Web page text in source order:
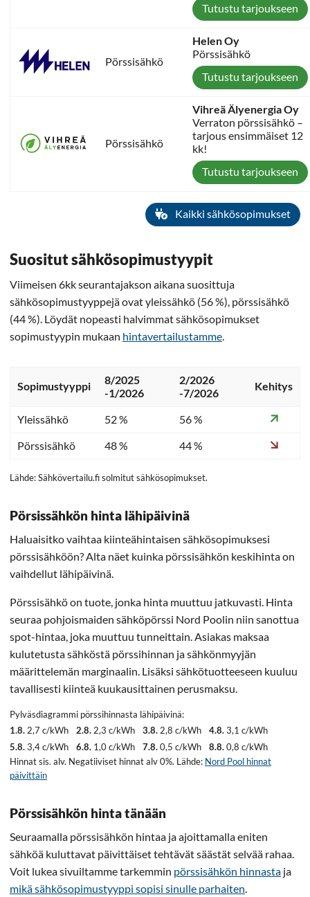
Tutustu tarjoukseen
Pörssisähkö
Helen Oy
Pörssisähkö
Tutustu tarjoukseen
Pörssisähkö
Vihreä Älyenergia Oy
Verraton pörssisähkö –
tarjous ensimmäiset 12
kk!
Tutustu tarjoukseen
Kaikki sähkösopimukset
Suositut sähkösopimustyypit
Viimeisen 6kk seurantajakson aikana suosittuja
sähkösopimustyyppejä ovat yleissähkö (56 %), pörssisähkö
(44 %). Löydät nopeasti halvimmat sähkösopimukset
sopimustyypin mukaan hintavertailustamme
Sopimustyyppi
8/2025
-1/2026
2/2026
-7/2026
Kehitys
Yleissähkö 52 %
56 %
Pörssisähkö
48 % 44 %
Lähde: Sähkövertailu.fi solmitut sähkösopimukset.
Pörsissähkön hinta lähipäivinä
Haluaisitko vaihtaa kiinteähintaisen sähkösopimuksesi
pörssisähköön? Alta näet kuinka pörssisähkön keskihinta on
vaihdellut lähipäivinä.
Pörssisähkö on tuote, jonka hinta muuttuu jatkuvasti. Hinta
seuraa pohjoismaiden sähköpörssi Nord Poolin niin sanottua
spot-hintaa, joka muuttuu tunneittain. Asiakas maksaa
kulutetusta sähköstä pörssihinnan ja sähkönmyyjän
määrittelemän marginaalin. Lisäksi sähkötuotteeseen kuuluu
tavallisesti kiinteä kuukausittainen perusmaksu.
Pylväsdiagrammi pörssihinnasta lähipäivinä:
1.8. 2,7 c/kWh 2.8. 2,3 c/kWh 3.8. 2,8 c/kWh 4.8.3,1 c/kWh
5.8.3,4 c/kWh 6.8. 1,0 c/kWh 7.8.0,5 c/kWh 8.8.0,8 c/kWh
Hinnat sis. alv. Negatiiviset hinnat alv 0%. Lähde: Nord Pool hinnat
päivittäin
Pörssisähkön hinta tänään
Seuraamalla pörssisähkön hintaa ja ajoittamalla eniten
sähköä kuluttavat päivittäiset tehtävät säästät selvää rahaa.
Voit lukea sivuiltamme tarkemmin pörssisähkön hinnasta ja
mikä sähkösopimustyyppi sopisi sinulle parhaiten